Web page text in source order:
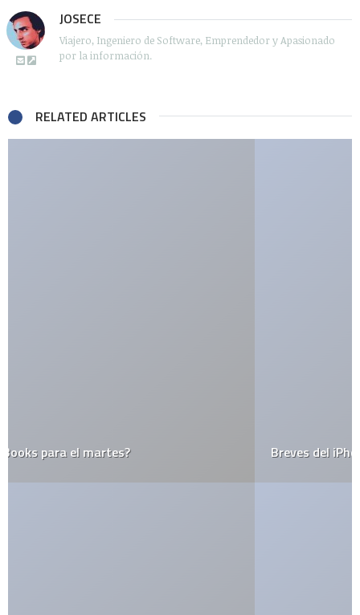
JOSECE
Viajero, Ingeniero de Software, Emprendedor y Apasionado
por la información.
RELATED ARTICLES
Breves del iPhone